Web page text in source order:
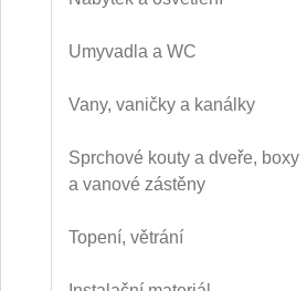
Umyvadla a WC
Vany, vaničky a kanálky
Sprchové kouty a dveře, boxy
a vanové zástěny
Topení, větrání